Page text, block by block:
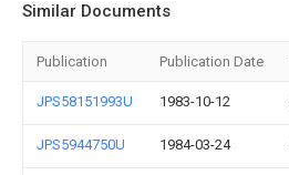
Similar Documents
Publication Publication Date
JPS58151993U 1983-10-12
JPS5944750U 1984-03-24